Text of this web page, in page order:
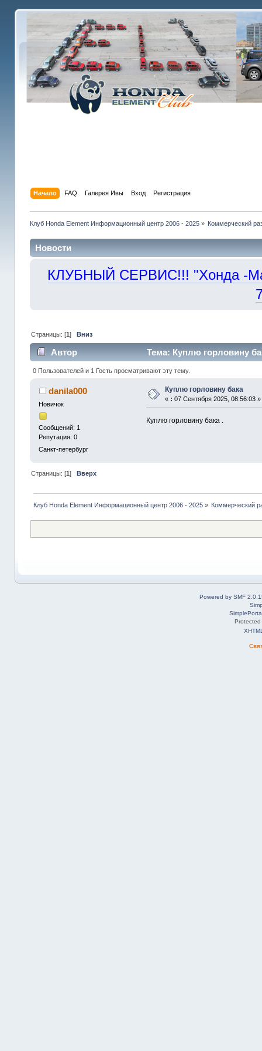
Начало FAQ Галерея Ивы Вход Регистрация
Клуб Honda Element Информационный центр 2006 - 2025» Коммерческий
Новости
КЛУБНЫЙ СЕРВИС!!! "Хонда -
Страницы: [1] Вниз
Автор Тема: Куплю горловину
0 Пользователей и 1 Гость просматривают эту тему.
danila000
Новичок
Сообщений: 1
Репутация: 0
Санкт-петербург
Куплю горловину бака
« : 07 Сентября 2025, 08:56:03 »
Куплю горловину бака .
Страницы: [1] Вверх
Клуб Honda Element Информационный центр 2006 - 2025» Коммерческий
Powered by SMF